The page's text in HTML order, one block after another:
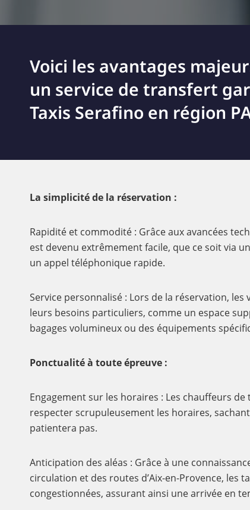
Voici les avantages
un service de transfert
Taxis Serafino en région
La simplicité de la réservation :
Rapidité et commodité : Grâce aux avancées
est devenu extrêmement facile, que ce soit via
un appel téléphonique rapide.
Service personnalisé : Lors de la réservation,
leurs besoins particuliers, comme un espace
bagages volumineux ou des équipements
Ponctualité à toute épreuve :
Engagement sur les horaires : Les chauffeurs
respecter scrupuleusement les horaires,
patientera pas.
Anticipation des aléas : Grâce à une
circulation et des routes d’Aix-en-Provence, les
congestionnées, assurant ainsi une arrivée en